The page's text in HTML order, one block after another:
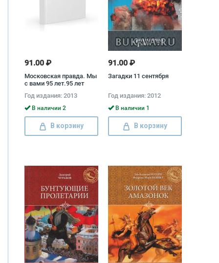
91.00 ₽
Московская правда. Мы
с вами 95 лет.95 лет
Год издания: 2013
В наличии 2
В корзину
91.00 ₽
Загадки 11 сентября
Год издания: 2012
В наличии 1
В корзину